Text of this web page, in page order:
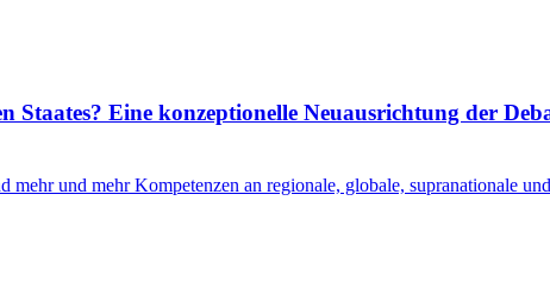
Eine konzeptionelle Neuausrichtung der
und mehr Kompetenzen an regionale, globale, supranationale